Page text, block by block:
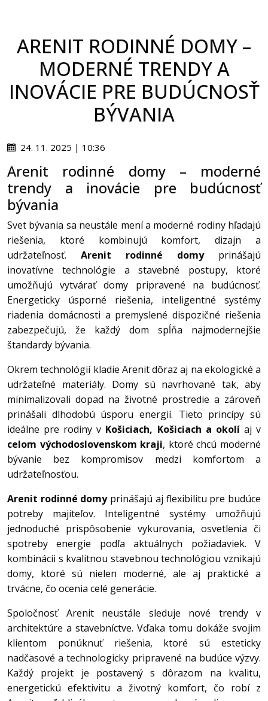
ARENIT RODINNÉ DOMY –
MODERNÉ TRENDY A
INOVÁCIE PRE BUDÚCNOSŤ
BÝVANIA
24. 11. 2025 | 10:36
Arenit rodinné domy – moderné
trendy a inovácie pre budúcnosť
bývania
Svet bývania sa neustále mení a moderné rodiny hľadajú
riešenia, ktoré kombinujú komfort, dizajn a
udržateľnosť. Arenit rodinné domyprinášajú
inovatívne technológie a stavebné postupy, ktoré
umožňujú vytvárať domy pripravené na budúcnosť.
Energeticky úsporné riešenia, inteligentné systémy
riadenia domácnosti a premyslené dispozičné riešenia
zabezpečujú, že každý dom spĺňa najmodernejšie
štandardy bývania.
Okrem technológií kladie Arenit dôraz aj na ekologické a
udržateľné materiály. Domy sú navrhované tak, aby
minimalizovali dopad na životné prostredie a zároveň
prinášali dlhodobú úsporu energií. Tieto princípy sú
ideálne pre rodiny v Košiciach, Košiciach a okolíaj v
celom východoslovenskom kraji, ktoré chcú moderné
bývanie bez kompromisov medzi komfortom a
udržateľnosťou.
Arenit rodinné domyprinášajú aj flexibilitu pre budúce
potreby majiteľov. Inteligentné systémy umožňujú
jednoduché prispôsobenie vykurovania, osvetlenia či
spotreby energie podľa aktuálnych požiadaviek. V
kombinácii s kvalitnou stavebnou technológiou vznikajú
domy, ktoré sú nielen moderné, ale aj praktické a
trvácne, čo ocenia celé generácie.
Spoločnosť Arenit neustále sleduje nové trendy v
architektúre a stavebníctve. Vďaka tomu dokáže svojim
klientom ponúknuť riešenia, ktoré sú esteticky
nadčasové a technologicky pripravené na budúce výzvy.
Každý projekt je postavený s dôrazom na kvalitu,
energetickú efektivitu a životný komfort, čo robí z